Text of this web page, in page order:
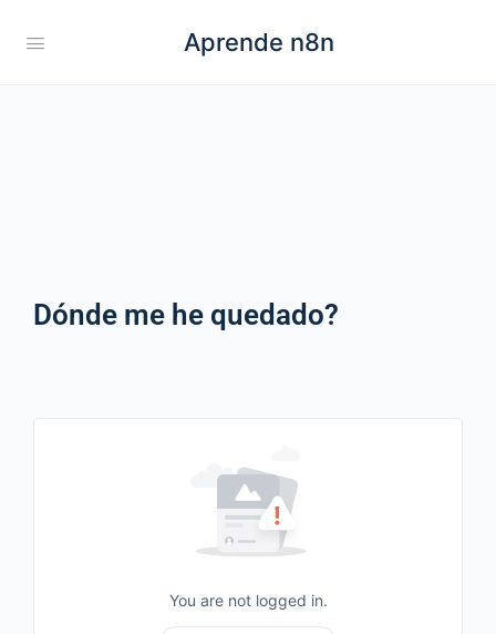
Aprende n8n
Dónde me he quedado?
You are not logged in.